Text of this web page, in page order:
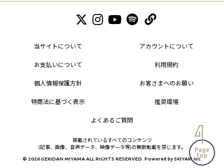
当サイトについて アカウントについて
お支払いについて 利用規約
個人情報保護方針 お客さまへのお願い
特商法に基づく表示 推奨環境
よくあるご質問
掲載されているすべてのコンテンツ
(記事、画像、音声データ、映像データ等)の無断転載を禁じます。
© 2026 GEKIDAN MIYAMA ALL RIGHTS RESERVED. Powered bySKIYAKI Inc.